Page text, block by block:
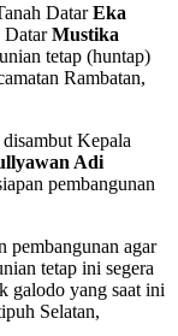
DatarEka
DatarMustika
tetap (huntap)
Rambatan,
disambut Kepala
Adi
pembangunan
pembangunan agar
tetap ini segera
galodo yang saat ini
Selatan,